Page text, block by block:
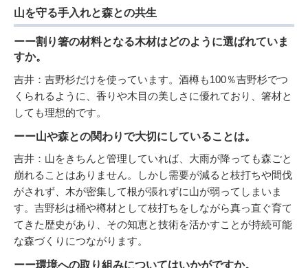
山を守る手入れと森との共生
ーー割り箸の材料となる木材はどのように選ばれていま
すか。
吉井：吉野杉だけを使っています。酒樽も100％吉野杉でつ
くられるように、香りや木目の美しさに優れており、箸材と
しても理想的です。
ーー山や森との関わりで大切にしていることは。
吉井：山をきちんと管理していれば、大雨が降っても森ごと
崩れることはありません。しかし需要が減ると枝打ちや間伐
がされず、木が密集して根が張れずに山が弱ってしまいま
す。吉野杉は桶や樽材として枝打ちをしながら真っ直ぐ育て
てきた歴史があり、その知恵と技術を活かすことが持続可能
な森づくりにつながります。
ーー環境への取り組みについてはいかがですか。